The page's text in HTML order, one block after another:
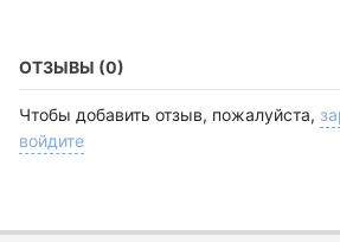
ОТЗЫВЫ (0)
Чтобы добавить отзыв, пожалуйста,
войдите